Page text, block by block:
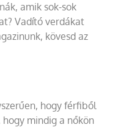
amik sok-sok
Vadító verdákat
kövesd az
hogy férfiből
mindig a nőkön